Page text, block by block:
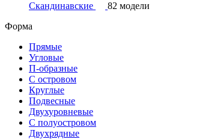
Скандинавские
82 модели
Форма
Прямые
Угловые
П-образные
С островом
Круглые
Подвесные
Двухуровневые
С полуостровом
Двухрядные